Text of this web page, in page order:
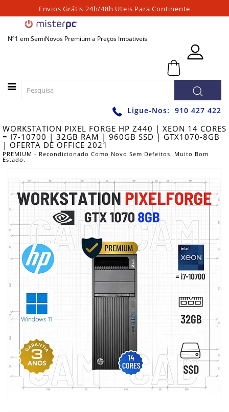
Envios Grátis 24h/48h Uteis Para Continente
Nº1 em SemiNovos Premium a Preços Imbativeis
Categorias
FIXOS
PARA
JOGOS
WORKSTATIONS
MONITORES
ACESSÓRIOS
PLACAS
GRÁFICAS
SOFTWARE
Ligue-Nos: 910 427 422
WORKSTATION PIXEL FORGE HP Z440 | XEON 14 CORES
= I7-10700 | 32GB RAM | 960GB SSD | GTX1070-8GB
| OFERTA DE OFFICE 2021
PREMIUM - Recondicionado Como Novo Sem Defeitos. Muito Bom
Estado.